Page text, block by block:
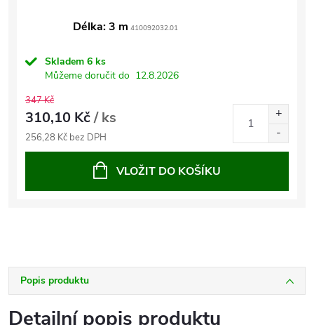
Délka: 3 m 410092032.01
Skladem 6 ks
Můžeme doručit do 12.8.2026
347 Kč
310,10 Kč/ ks
256,28 Kč bez DPH
VLOŽIT DO KOŠÍKU
Popis produktu
Detailní popis produktu